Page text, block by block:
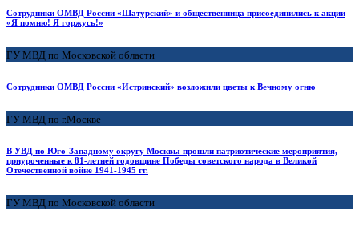
Сотрудники ОМВД России «Шатурский» и общественница присоединились к акции
«Я помню! Я горжусь!»
ГУ МВД по Московской области
Сотрудники ОМВД России «Истринский» возложили цветы к Вечному огню
ГУ МВД по г.Москве
В УВД по Юго-Западному округу Москвы прошли патриотические мероприятия,
приуроченные к 81-летней годовщине Победы советского народа в Великой
Отечественной войне 1941-1945 гг.
ГУ МВД по Московской области